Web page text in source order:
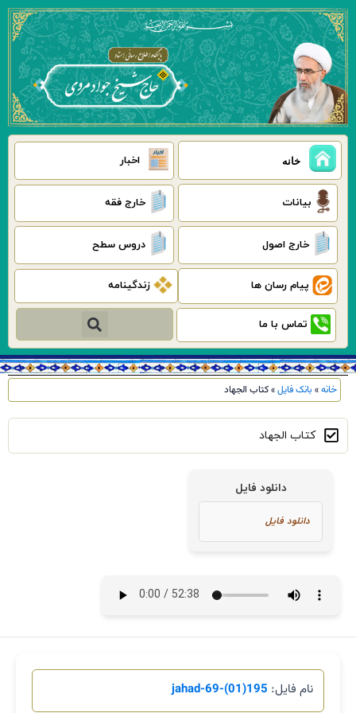
پرش
محتوا
خانه اخبار
بیانات خارج فقه
خارج اصول دروس سطح
پیام رسان ها زندگینامه
تماس با ما جستجو
خانه» بانک فایل»کتاب الجهاد
کتاب الجهاد
دانلود فایل
نام فایل: 195(01)-jahad-69